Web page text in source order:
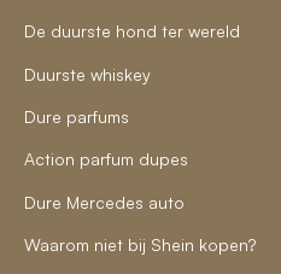
De duurste hond ter wereld
Duurste whiskey
Dure parfums
Action parfum dupes
Dure Mercedes auto
Waarom niet bij Shein kopen?